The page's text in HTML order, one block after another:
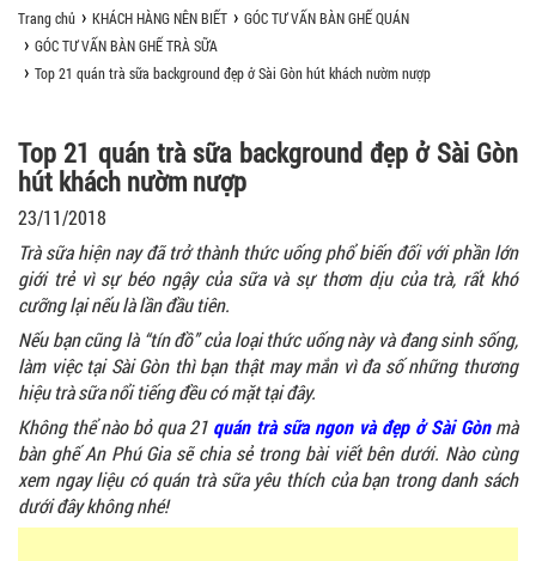
SẢN PHẨM
CÔNG TRÌNH
KHÁCH HÀNG NÊN BIẾT
Trang chủ KHÁCH HÀNG NÊN BIẾT
GÓC TƯ VẤN BÀN GHẾ QUÁN
GÓC TƯ VẤN BÀN GHẾ TRÀ SỮA
Top 21 quán trà sữa background đẹp ở Sài Gòn hút khách nườm nượp
Top 21 quán trà sữa background đẹp ở Sài Gòn
hút khách nườm nượp
23/11/2018
Trà sữa hiện nay đã trở thành thức uống phổ biến đối với phần lớn
giới trẻ vì sự béo ngậy của sữa và sự thơm dịu của trà, rất khó
cưỡng lại nếu là lần đầu tiên.
Nếu bạn cũng là “tín đồ” của loại thức uống này và đang sinh sống,
làm việc tại Sài Gòn thì bạn thật may mắn vì đa số những thương
hiệu trà sữa nổi tiếng đều có mặt tại đây.
Không thể nào bỏ qua 21 quán trà sữa ngon và đẹp ở Sài Gònmà
bàn ghế An Phú Gia sẽ chia sẻ trong bài viết bên dưới. Nào cùng
xem ngay liệu có quán trà sữa yêu thích của bạn trong danh sách
dưới đây không nhé!